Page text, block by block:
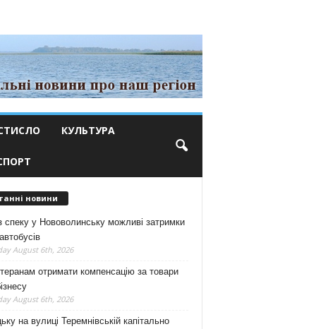
КУЛЬТУРА
новини
спеку у Нововолинську можливі затримки
August 6th, 2026
отримати компенсацію за товари
August 6th, 2026
на вулиці Теремнівській капітально